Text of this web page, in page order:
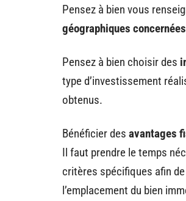
Pensez à bien vous
géographiques concernées
Pensez à bien choisir des
type d’investissement
obtenus.
Bénéficier des avantages
Il faut prendre le temps
critères spécifiques afin
l’emplacement du bien